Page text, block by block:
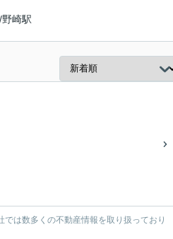
/野崎駅
は数多くの不動産情報を取り扱っており